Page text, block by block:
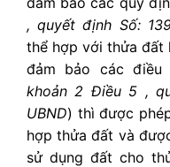
, quyết định Số:
thể hợp với thửa đất
đảm bảo các
khoản 2 Điều 5 ,
UBND) thì được
hợp thửa đất và
sử dụng đất cho